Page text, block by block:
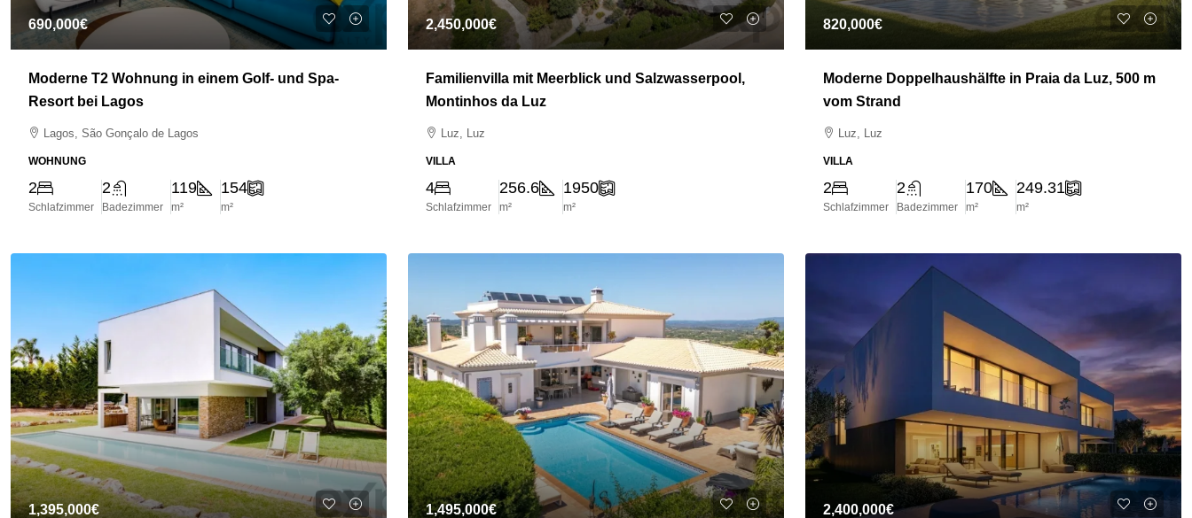
690,000€
Moderne T2 Wohnung in einem Golf- und Spa-
Resort bei Lagos
Lagos, São Gonçalo de Lagos
WOHNUNG
2
Schlafzimmer
2
Badezimmer
119
m²
154
m²
2,450,000€
Familienvilla mit Meerblick und Salzwasserpool,
Montinhos da Luz
Luz, Luz
VILLA
4
Schlafzimmer
256.6
m²
1950
m²
820,000€
Moderne Doppelhaushälfte in Praia da Luz, 500 m
vom Strand
Luz, Luz
VILLA
2
Schlafzimmer
2
Badezimmer
170
m²
249.31
m²
1,395,000€ 1,495,000€ 2,400,000€